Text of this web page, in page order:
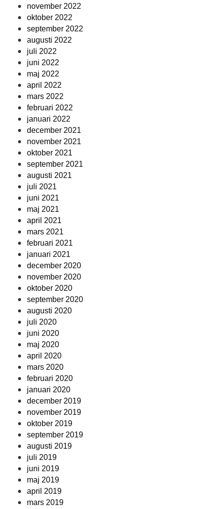
november 2022
oktober 2022
september 2022
augusti 2022
juli 2022
juni 2022
maj 2022
april 2022
mars 2022
februari 2022
januari 2022
december 2021
november 2021
oktober 2021
september 2021
augusti 2021
juli 2021
juni 2021
maj 2021
april 2021
mars 2021
februari 2021
januari 2021
december 2020
november 2020
oktober 2020
september 2020
augusti 2020
juli 2020
juni 2020
maj 2020
april 2020
mars 2020
februari 2020
januari 2020
december 2019
november 2019
oktober 2019
september 2019
augusti 2019
juli 2019
juni 2019
maj 2019
april 2019
mars 2019